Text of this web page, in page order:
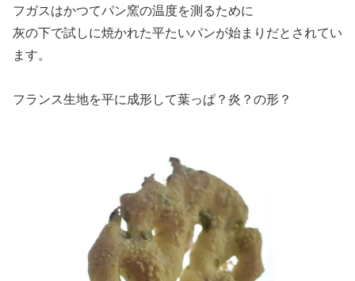
フガスはかつてパン窯の温度を測るために
灰の下で試しに焼かれた平たいパンが始まりだとされてい
ます。
フランス生地を平に成形して葉っぱ？炎？の形？